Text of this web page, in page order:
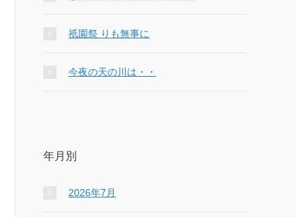
祇園祭 りも無事に
今夜の天の川は・・
年月別
2026年7月